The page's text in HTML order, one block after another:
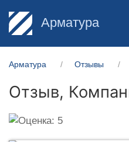
Арматура
Арматура Отзывы
Отзыв,